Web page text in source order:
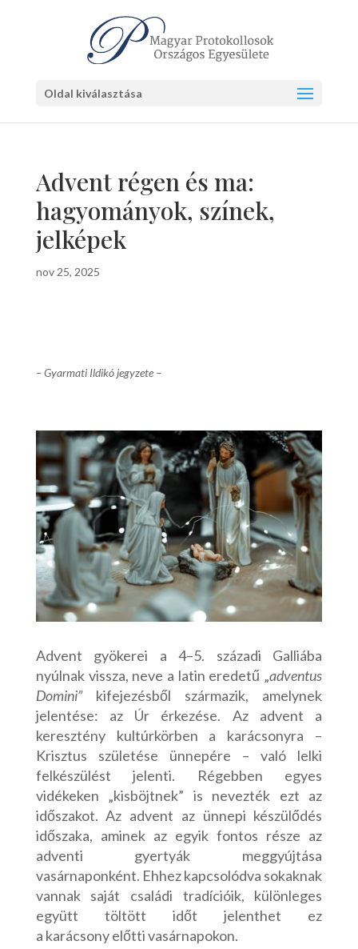
Oldal kiválasztása
Advent régen és ma:
hagyományok, színek,
jelképek
nov 25, 2025
– Gyarmati Ildikó jegyzete –
Advent gyökerei a 4–5. századi Galliába
nyúlnak vissza, neve a latin eredetű „adventus
Domini”kifejezésből származik, amelynek
jelentése: az Úr érkezése. Az advent a
keresztény kultúrkörben a karácsonyra –
Krisztus születése ünnepére – való lelki
felkészülést jelenti. Régebben egyes
vidékeken „kisböjtnek” is nevezték ezt az
időszakot. Az advent az ünnepi készülődés
időszaka, aminek az egyik fontos része az
adventi gyertyák meggyújtása
vasárnaponként. Ehhez kapcsolódva sokaknak
vannak saját családi tradícióik, különleges
együtt töltött időt jelenthet ez
a karácsony előtti vasárnapokon.